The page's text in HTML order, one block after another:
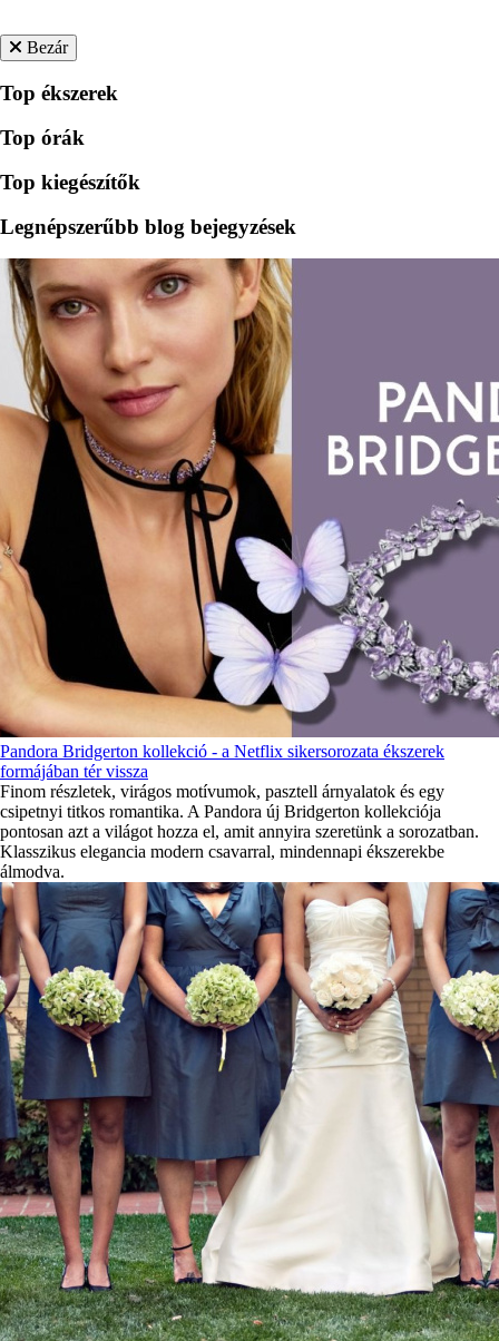
Bezár
Top ékszerek
Top órák
Top kiegészítők
Legnépszerűbb blog bejegyzések
Pandora Bridgerton kollekció - a Netflix sikersorozata ékszerek
formájában tér vissza
Finom részletek, virágos motívumok, pasztell árnyalatok és egy
csipetnyi titkos romantika. A Pandora új Bridgerton kollekciója
pontosan azt a világot hozza el, amit annyira szeretünk a sorozatban.
Klasszikus elegancia modern csavarral, mindennapi ékszerekbe
álmodva.